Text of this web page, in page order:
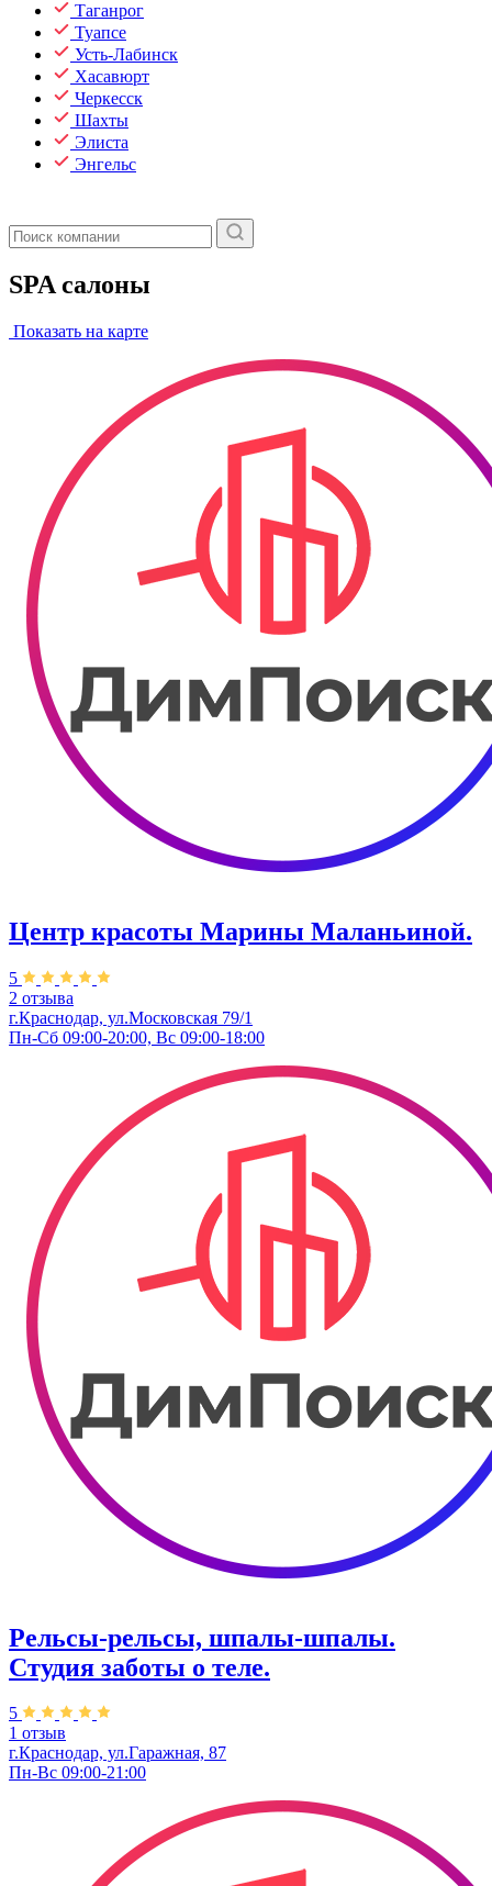
Таганрог
Туапсе
Усть-Лабинск
Хасавюрт
Черкесск
Шахты
Элиста
Энгельс
SPA салоны
Показать на карте
Центр красоты Марины Маланьиной.
5
2 отзыва
г.Краснодар, ул.Московская 79/1
Пн-Сб 09:00-20:00, Вс 09:00-18:00
Рельсы-рельсы, шпалы-шпалы.
Студия заботы о теле.
5
1 отзыв
г.Краснодар, ул.​Гаражная, 87
Пн-Вс 09:00-21:00